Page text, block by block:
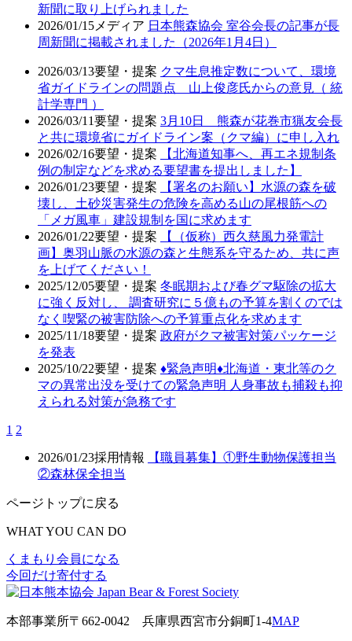
新聞に取り上げられました
2026/01/15 メディア 日本熊森協会 室谷会長の記事が長
周新聞に掲載されました（2026年1月4日）
2026/03/13要望・提案 クマ生息推定数について、環境
省ガイドラインの問題点 山上俊彦氏からの意見（ 統
計学専門 ）
2026/03/11要望・提案 3月10日 熊森が花巻市猟友会長
と共に環境省にガイドライン案（クマ編）に申し入れ
2026/02/16要望・提案
【北海道知事へ、再エネ規制条
例の制定などを求める要望書を提出しました】
2026/01/23要望・提案
【署名のお願い】水源の森を破
壊し、土砂災害発生の危険を高める山の尾根筋への
「メガ風車」建設規制を国に求めます
2026/01/22要望・提案
【（仮称）西久慈風力発電計
画】奥羽山脈の水源の森と生態系を守るため、共に声
を上げてください！
2025/12/05要望・提案 冬眠期および春グマ駆除の拡大
に強く反対し、 調査研究に５億もの予算を割くのでは
なく喫緊の被害防除への予算重点化を求めます
2025/11/18要望・提案 政府がクマ被害対策パッケージ
を発表
2025/10/22要望・提案 ♦️緊急声明♦️北海道・東北等のク
マの異常出没を受けての緊急声明 人身事故も捕殺も抑
えられる対策が急務です
1 2
2026/01/23採用情報
【職員募集】①野生動物保護担当
②森林保全担当
ページトップに戻る
WHAT YOU CAN DO
くまもり会員になる
今回だけ寄付する
本部事業所〒662-0042 兵庫県西宮市分銅町1-4MAP